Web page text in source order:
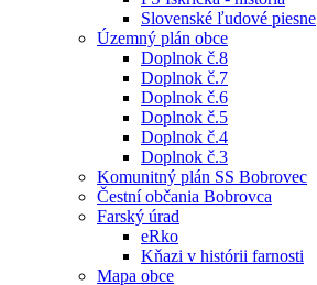
Slovenské ľudové piesne
Územný plán obce
Doplnok č.8
Doplnok č.7
Doplnok č.6
Doplnok č.5
Doplnok č.4
Doplnok č.3
Komunitný plán SS Bobrovec
Čestní občania Bobrovca
Farský úrad
eRko
Kňazi v histórii farnosti
Mapa obce